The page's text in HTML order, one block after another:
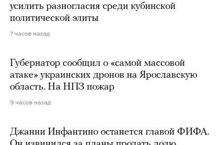
усилить разногласия среди кубинской
политической элиты
7 часов назад
Губернатор сообщил о «самой массовой
атаке» украинских дронов на Ярославскую
область. На НПЗ пожар
9 часов назад
Джанни Инфантино останется главой ФИФА.